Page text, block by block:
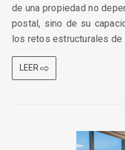
de una propiedad no
postal, sino de su
los retos estructurales de
LEER